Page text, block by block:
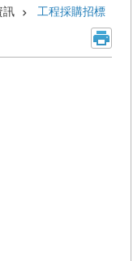
訊 工程採購招標